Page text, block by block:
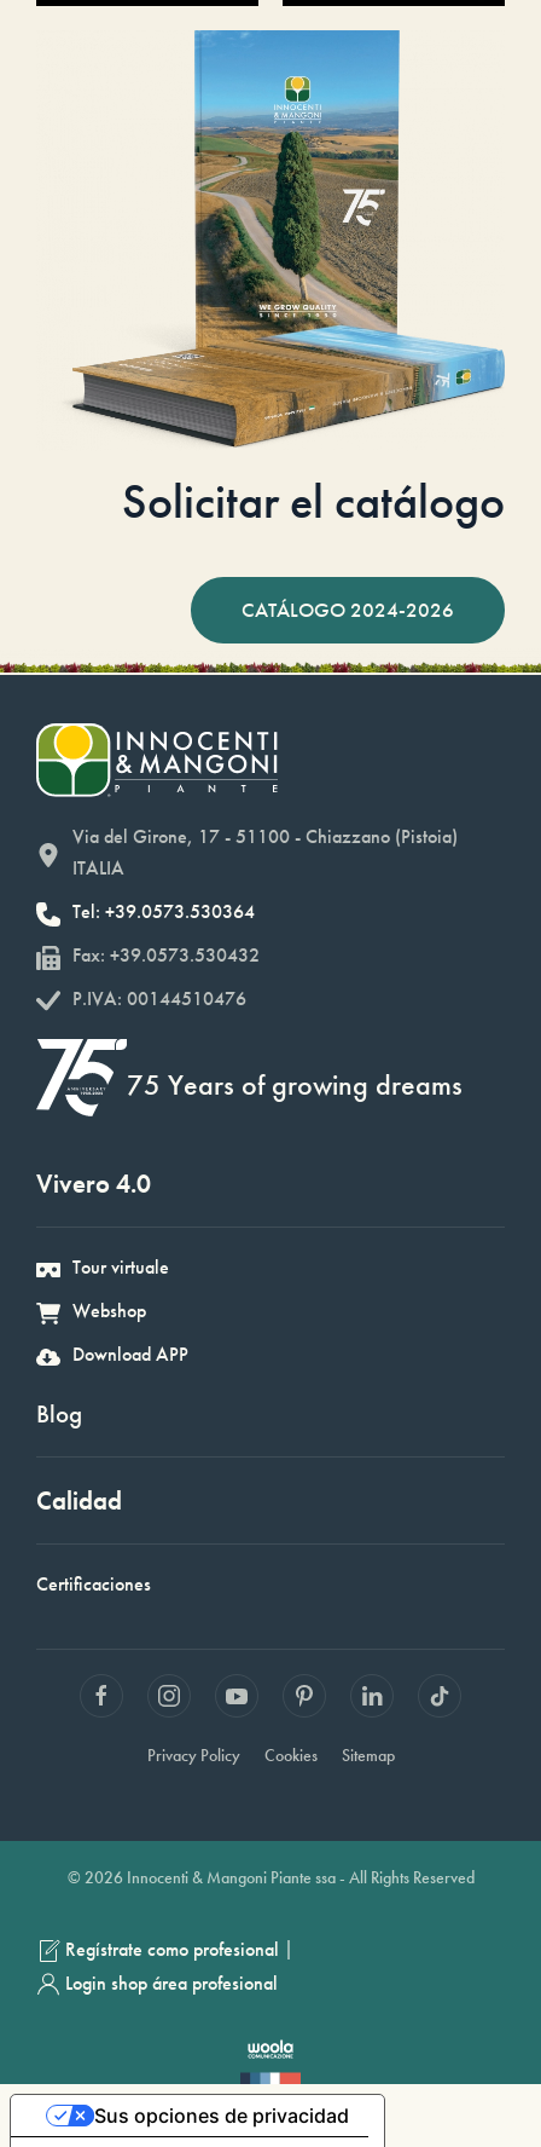
Solicitar el catálogo
CATÁLOGO 2024-2026
Via del Girone, 17 - 51100 - Chiazzano (Pistoia)
ITALIA
Tel: +39.0573.530364
Fax: +39.0573.530432
P.IVA: 00144510476
75 Years of growing dreams
Vivero 4.0
Tour virtuale
Webshop
Download APP
Blog
Calidad
Certificaciones
Privacy Policy Cookies Sitemap
© 2026 Innocenti & Mangoni Piante ssa - All Rights Reserved
Regístrate como profesional |
Login shop área profesional
Sus opciones de privacidad